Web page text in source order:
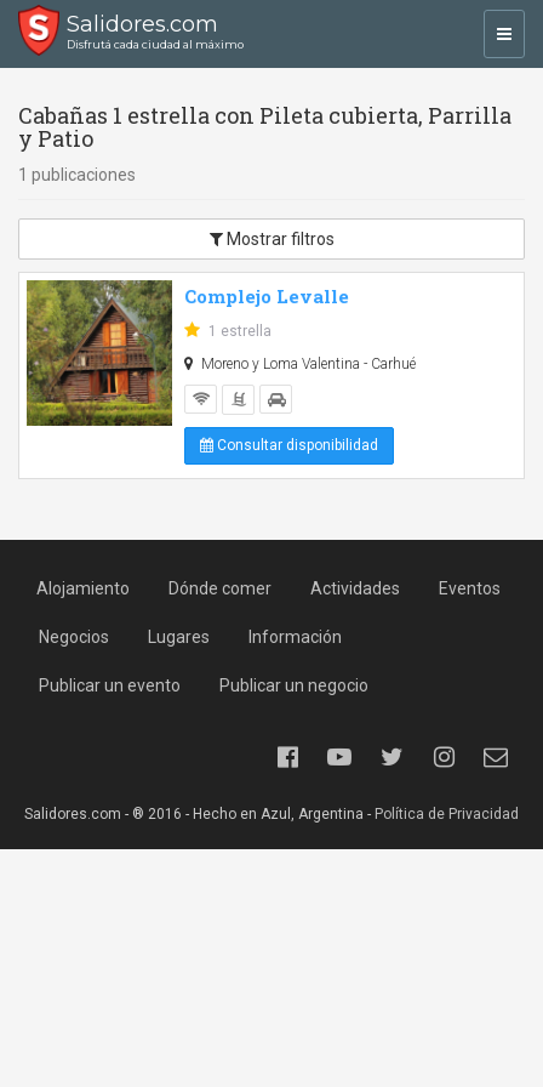
Salidores.com
Disfrutá cada ciudad al máximo
Cabañas 1 estrella con Pileta cubierta, Parrilla
y Patio
1 publicaciones
Mostrar filtros
Complejo Levalle
1 estrella
Moreno y Loma Valentina - Carhué
Consultar disponibilidad
Alojamiento Dónde comer Actividades Eventos
Negocios Lugares Información
Publicar un evento Publicar un negocio
Salidores.com - ® 2016 - Hecho en Azul, Argentina - Política de Privacidad